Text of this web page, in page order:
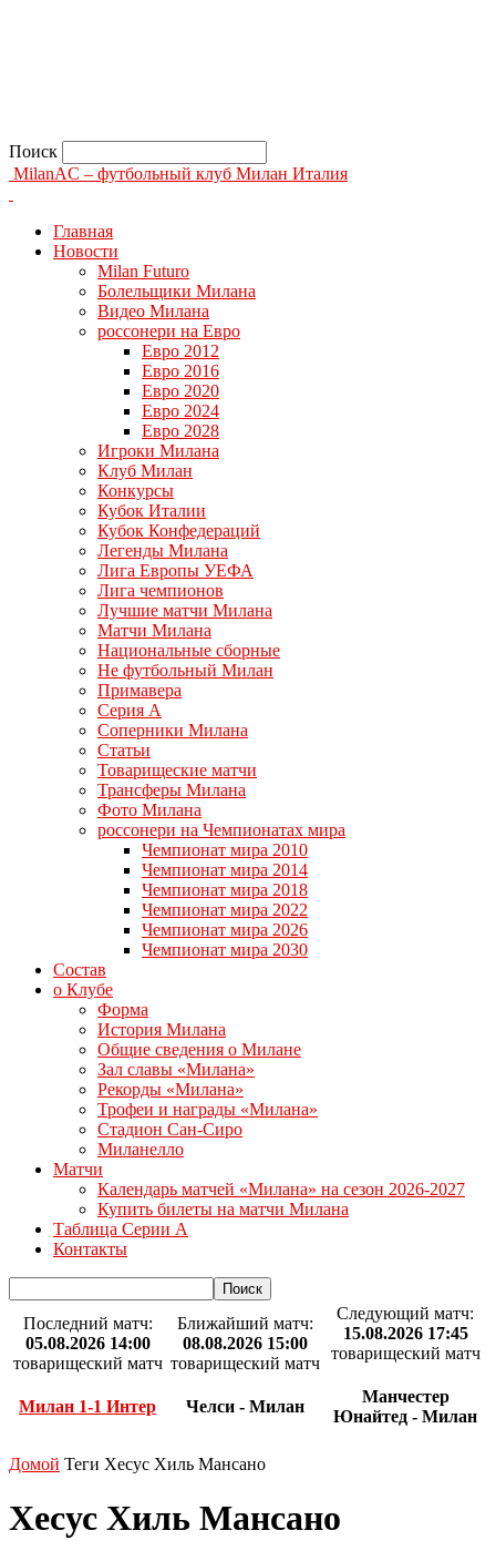
Поиск
MilanAC – футбольный клуб Милан Италия
Главная
Новости
Milan Futuro
Болельщики Милана
Видео Милана
россонери на Евро
Евро 2012
Евро 2016
Евро 2020
Евро 2024
Евро 2028
Игроки Милана
Клуб Милан
Конкурсы
Кубок Италии
Кубок Конфедераций
Легенды Милана
Лига Европы УЕФА
Лига чемпионов
Лучшие матчи Милана
Матчи Милана
Национальные сборные
Не футбольный Милан
Примавера
Серия А
Соперники Милана
Статьи
Товарищеские матчи
Трансферы Милана
Фото Милана
россонери на Чемпионатах мира
Чемпионат мира 2010
Чемпионат мира 2014
Чемпионат мира 2018
Чемпионат мира 2022
Чемпионат мира 2026
Чемпионат мира 2030
Состав
о Клубе
Форма
История Милана
Общие сведения о Милане
Зал славы «Милана»
Рекорды «Милана»
Трофеи и награды «Милана»
Стадион Сан-Сиро
Миланелло
Матчи
Календарь матчей «Милана» на сезон 2026-2027
Купить билеты на матчи Милана
Таблица Серии А
Контакты
Последний матч:
05.08.2026 14:00
товарищеский матч
Милан 1-1 Интер
Ближайший матч:
08.08.2026 15:00
товарищеский матч
Челси - Милан
Следующий матч:
15.08.2026 17:45
товарищеский матч
Манчестер
Юнайтед - Милан
Домой Теги Хесус Хиль Мансано
Хесус Хиль Мансано